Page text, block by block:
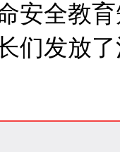
安全教
们发放